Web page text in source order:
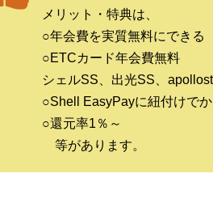
メリット・特典は、
○年会費を実質無料にできる
○ETCカード年会費無料
シェルSS、出光SS、
○Shell EasyPayに紐付けで
○還元率1％～
等があります。